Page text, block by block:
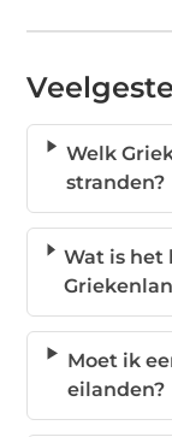
Welk
stranden?
Wat is het
Moet ik
eilanden?